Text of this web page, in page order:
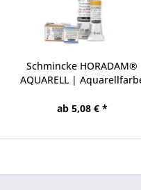
Schmincke HORADAM®
AQUARELL |
ab 5,08 € *